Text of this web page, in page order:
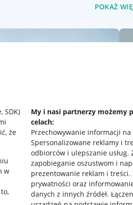
SDK)
że
w
My i nasi partnerzy możemy
celach:
Przechowywanie informacji
Spersonalizowane reklamy i
odbiorców i ulepszanie usług.
zapobieganie oszustwom i
prezentowanie reklam i treści.
prywatności oraz
danych z innych źródeł.
POKAŻ